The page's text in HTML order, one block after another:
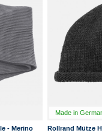
- Merino
Made in
Rollrand Mütze